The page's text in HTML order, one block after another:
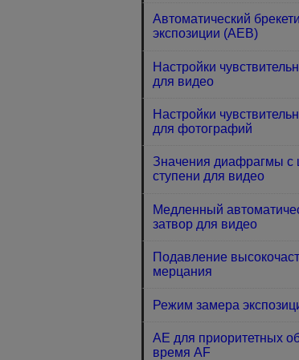
Автоматический
экспозиции (AEB)
Настройки
для видео
Настройки
для фотографий
Значения диафрагмы с
ступени для видео
Медленный
затвор для видео
Подавление
мерцания
Режим замера
AE для приоритетных
время AF